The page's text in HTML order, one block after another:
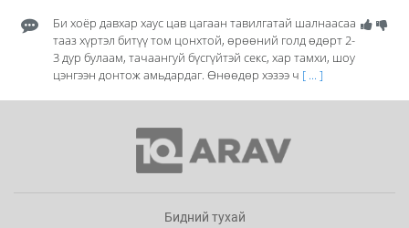
Би хоёр давхар хаус цав цагаан тавилгатай шалнаасаа
тааз хүртэл битүү том цонхтой, өрөөний голд өдөрт 2-
3 дур булаам, тачаангуй бүсгүйтэй секс, хар тамхи, шоу
цэнгээн донтож амьдардаг. Өнөөдөр хэзээ ч [ ... ]
Бидний тухай